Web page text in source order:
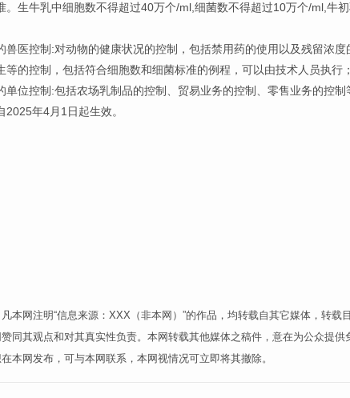
生牛乳中细胞数不得超过40万个/ml,细菌数不得超过10万个/ml,牛
医控制:对动物的健康状况的控制，包括禁用药的使用以及残留浓度
等的控制，包括符合细胞数和细菌标准的例程，可以由技术人员执行；
控制:包括农场乳制品的控制、贸易业务的控制、零售业务的控制
年4月1日起生效。
凡本网注明“信息来源：XXX（非本网）”的作品，均转载自其它媒体，转载
同其观点和对其真实性负责。本网转载其他媒体之稿件，意在为公众提供
本网发布，可与本网联系，本网视情况可立即将其撤除。